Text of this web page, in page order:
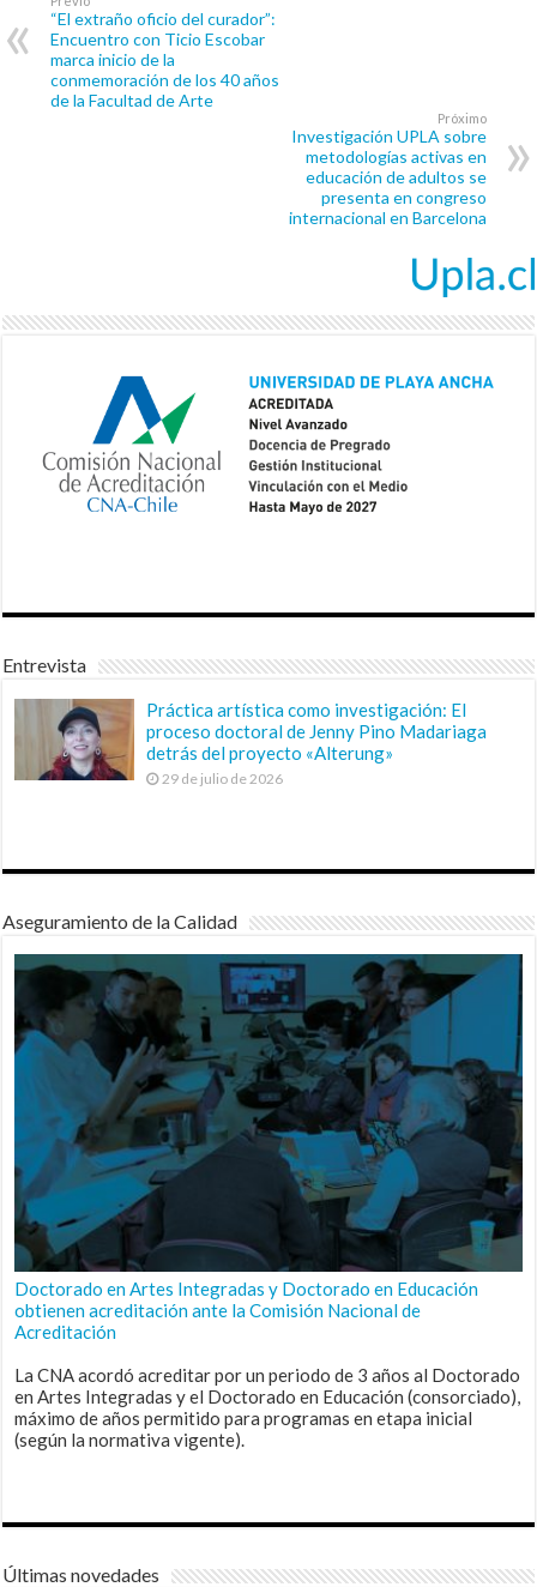
“El extraño oficio del curador”:
Encuentro con Ticio Escobar
marca inicio de la
conmemoración de los 40 años
de la Facultad de Arte
Próximo
Investigación UPLA sobre
metodologías activas en
educación de adultos se
presenta en congreso
internacional en Barcelona
Entrevista
Práctica artística como investigación: El
proceso doctoral de Jenny Pino Madariaga
detrás del proyecto «Alterung»
29 de julio de 2026
Aseguramiento de la Calidad
Doctorado en Artes Integradas y Doctorado en Educación
obtienen acreditación ante la Comisión Nacional de
Acreditación
La CNA acordó acreditar por un periodo de 3 años al Doctorado
en Artes Integradas y el Doctorado en Educación (consorciado),
máximo de años permitido para programas en etapa inicial
(según la normativa vigente).
Últimas novedades